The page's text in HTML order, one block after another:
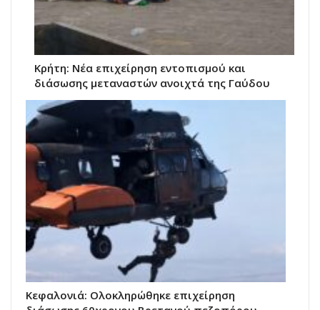
Κρήτη: Νέα επιχείρηση εντοπισμού και
διάσωσης μεταναστών ανοιχτά της Γαύδου
Κεφαλονιά: Ολοκληρώθηκε επιχείρηση